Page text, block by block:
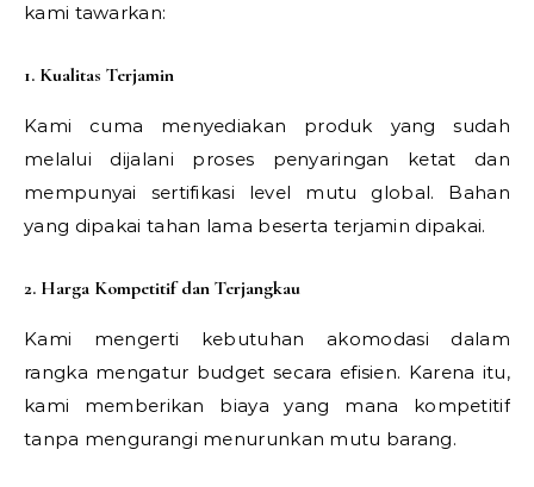
kami tawarkan:
1. Kualitas Terjamin
Kami cuma menyediakan produk yang sudah
melalui dijalani proses penyaringan ketat dan
mempunyai sertifikasi level mutu global. Bahan
yang dipakai tahan lama beserta terjamin dipakai.
2. Harga Kompetitif dan Terjangkau
Kami mengerti kebutuhan akomodasi dalam
rangka mengatur budget secara efisien. Karena itu,
kami memberikan biaya yang mana kompetitif
tanpa mengurangi menurunkan mutu barang.